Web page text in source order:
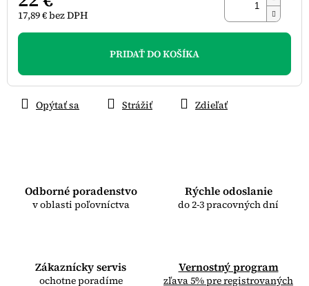
17,89 € bez DPH
Jednotková
PRIDAŤ DO KOŠÍKA
Odborné poradenstvo
v oblasti poľovníctva
Rýchle odoslanie
do 2-3 pracovných dní
Zákaznícky servis
ochotne poradíme
Vernostný program
zľava 5% pre registrovaných
Opýtať sa Strážiť Zdieľať